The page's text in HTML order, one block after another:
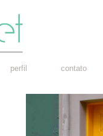
perfil contato